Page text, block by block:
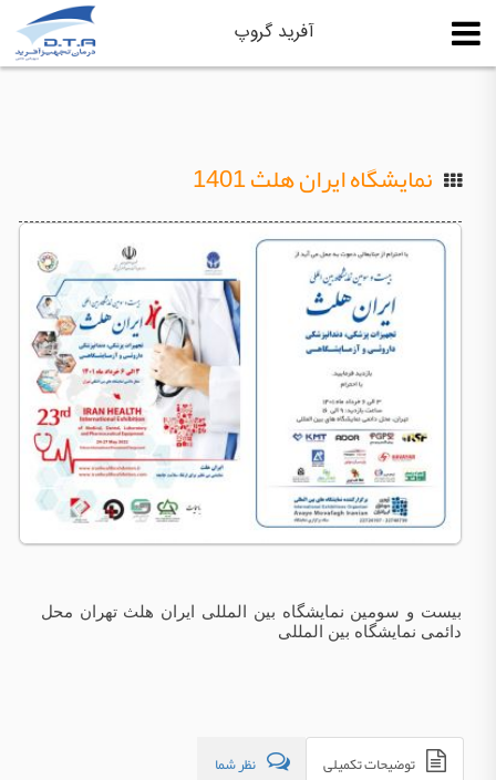
آفرید گروپ
نمایشگاه ایران هلث 1401
بیست و سومین نمایشگاه بین المللی ایران هلث تهران محل
دائمی نمایشگاه بین المللی
توضیحات تکمیلی نظر شما